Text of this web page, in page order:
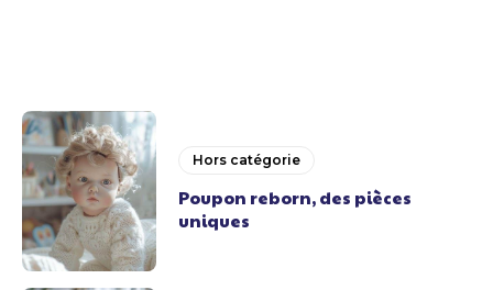
Hors catégorie
Poupon reborn, des pièces
uniques